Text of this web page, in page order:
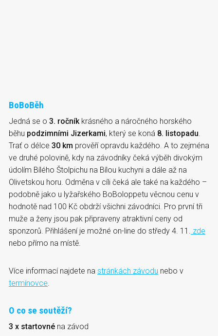
BoBoBěh
Jedná se o 3. ročník krásného a náročného horského
běhu podzimními Jizerkami, který se koná 8. listopadu
Trať o délce 30 km prověří opravdu každého. A to zejména
ve druhé polovině, kdy na závodníky čeká výběh divokým
údolím Bílého Štolpichu na Bílou kuchyni a dále až na
Olivetskou horu. Odměna v cíli čeká ale také na každého –
podobně jako u lyžařského BoBoloppetu věcnou cenu v
hodnotě nad 100 Kč obdrží všichni závodníci. Pro první tři
muže a ženy jsou pak připraveny atraktivní ceny od
sponzorů. Přihlášení je možné on-line do středy 4. 11.
zde
nebo přímo na místě.
Více informací najdete na stránkách závodu nebo v
termínovce
O co se soutěží?
3 x startovné na závod